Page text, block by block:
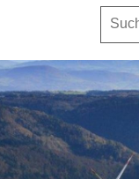
Leben in